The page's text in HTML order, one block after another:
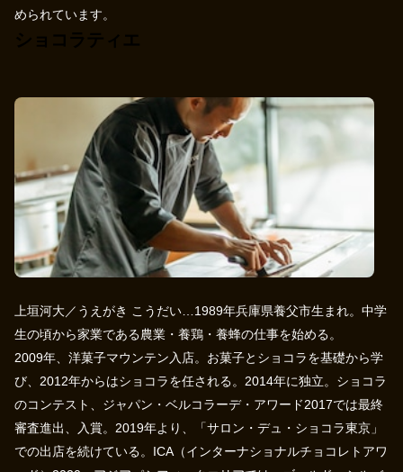
められています。
上垣河大／うえがき こうだい…1989年兵庫県養父市生まれ。中学
生の頃から家業である農業・養鶏・養蜂の仕事を始める。
2009年、洋菓子マウンテン入店。お菓子とショコラを基礎から学
び、2012年からはショコラを任される。2014年に独立。ショコラ
のコンテスト、ジャパン・ベルコラーデ・アワード2017では最終
審査進出、入賞。2019年より、「サロン・デュ・ショコラ東京」
での出店を続けている。ICA（インターナショナルチョコレトアワ